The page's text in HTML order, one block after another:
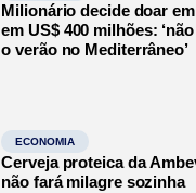
Milionário decide doar
em US$ 400 milhões:
o verão no Mediterrâneo’
ECONOMIA
Cerveja proteica da
não fará milagre sozinha